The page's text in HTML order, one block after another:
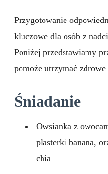
Przygotowanie
kluczowe dla osób z
Poniżej przedstawiamy
pomoże utrzymać
Śniadanie
Owsianka z
plasterki banana,
chia